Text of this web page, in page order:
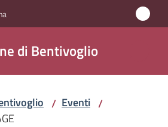
di Bentivoglio
/ Eventi /